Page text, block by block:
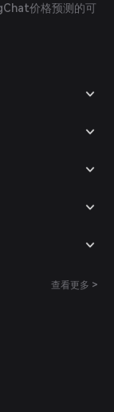
价格预测的可
查看更多 >